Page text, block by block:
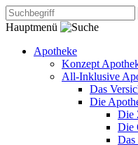
Hauptmenü
Apotheke
Konzept
All-Inklusive
Das
Die
Die
Die